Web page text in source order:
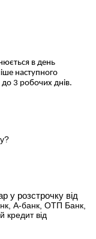
в день
наступного
3 робочих днів.
у розстрочку від
А-банк, ОТП Банк,
від